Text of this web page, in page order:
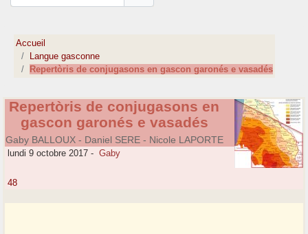
Accueil
Langue gasconne
Repertòris de conjugasons en gascon garonés e vasadés
Repertòris de conjugasons en
gascon garonés e vasadés
Gaby BALLOUX - Daniel SERE - Nicole LAPORTE
lundi 9 octobre 2017 - Gaby
48